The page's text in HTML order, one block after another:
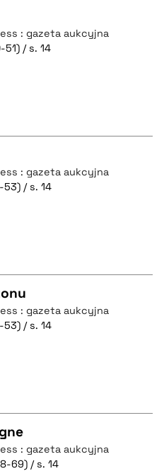
: gazeta aukcyjna
51) / s. 14
: gazeta aukcyjna
53) / s. 14
: gazeta aukcyjna
53) / s. 14
: gazeta aukcyjna
69) / s. 14